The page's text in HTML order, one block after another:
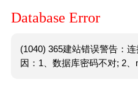
Database Error
(1040) 365建站错误警告：
因：1、数据库密码不对; 2、